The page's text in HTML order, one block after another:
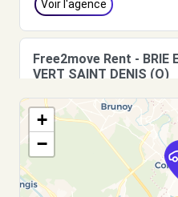
Voir l'agence
Free2move Rent - BRIE
VERT SAINT DENIS (O)
4, rue Paul Henri Spaak
VERT SAINT DENIS, FR-77,
+
−